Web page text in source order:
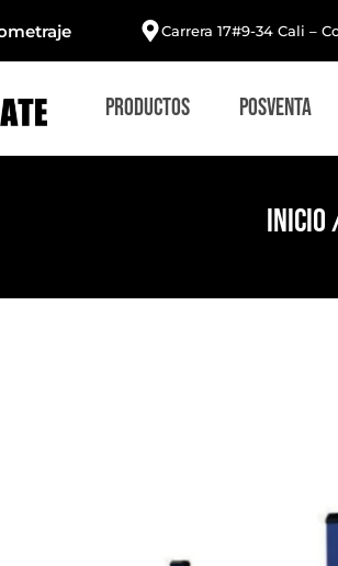
Carrera 17#9-34 Cali –
Productos Posventa
Inicio